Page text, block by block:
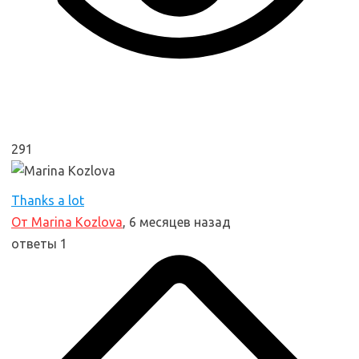
291
Thanks a lot
От Marina Kozlova, 6 месяцев назад
ответы 1